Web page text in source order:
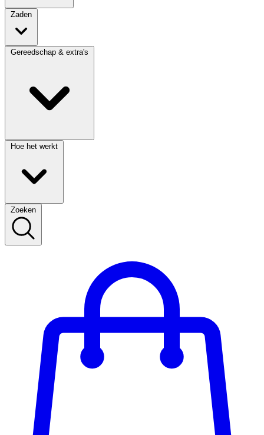
Zaden
Gereedschap & extra's
Hoe het werkt
Zoeken